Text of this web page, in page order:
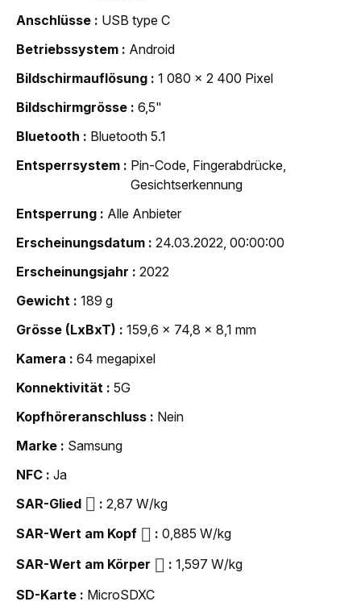
Anschlüsse
USB type C
Betriebssystem
Android
Bildschirmauflösung
1 080 x 2 400 Pixel
Bildschirmgrösse
6,5"
Bluetooth
Bluetooth 5.1
Entsperrsystem
Pin-Code, Fingerabdrücke,
Gesichtserkennung
Entsperrung
Alle Anbieter
Erscheinungsdatum
24.03.2022, 00:00:00
Erscheinungsjahr
2022
Gewicht
189 g
Grösse (LxBxT)
159,6 x 74,8 x 8,1 mm
Kamera
64 megapixel
Konnektivität
5G
Kopfhöreranschluss
Nein
Marke
Samsung
NFC
Ja
SAR-Glied
2,87 W/kg
SAR-Wert am Kopf
0,885 W/kg
SAR-Wert am Körper
1,597 W/kg
SD-Karte
MicroSDXC